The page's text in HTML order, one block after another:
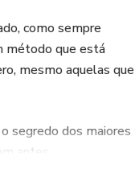
como sempre
método que está
mesmo aquelas que
segredo dos maiores
antes.